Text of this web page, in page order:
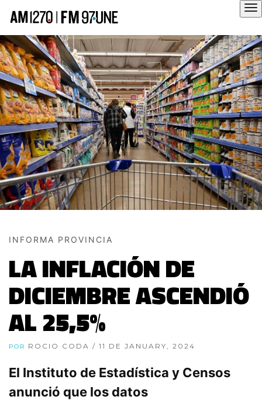
INFORMA PROVINCIA
LA INFLACIÓN DE
DICIEMBRE ASCENDIÓ
AL 25,5%
POR ROCIO CODA / 11 DE JANUARY, 2024
El Instituto de Estadística y Censos
anunció que los datos